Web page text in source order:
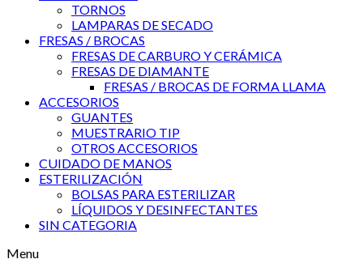
TORNOS
LAMPARAS DE SECADO
FRESAS / BROCAS
FRESAS DE CARBURO Y CERÁMICA
FRESAS DE DIAMANTE
FRESAS / BROCAS DE FORMA LLAMA
ACCESORIOS
GUANTES
MUESTRARIO TIP
OTROS ACCESORIOS
CUIDADO DE MANOS
ESTERILIZACIÓN
BOLSAS PARA ESTERILIZAR
LÍQUIDOS Y DESINFECTANTES
SIN CATEGORIA
Menu